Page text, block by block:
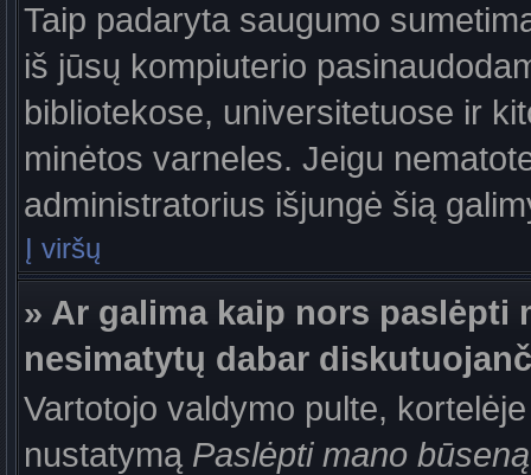
Taip padaryta saugumo
iš jūsų kompiuterio
bibliotekose, universitetuose ir
minėtos varneles. Jeigu
administratorius išjungė šią
Į viršų
» Ar galima kaip nors paslėpti
nesimatytų dabar
Vartotojo valdymo pulte,
nustatymą Paslėpti mano būseną